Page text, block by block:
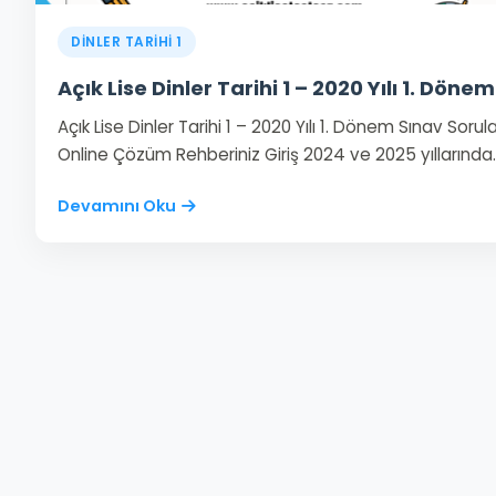
DİNLER TARİHİ 1
Açık Lise Dinler Tarihi 1 – 2020 Yılı 1. Dönem
Açık Lise Dinler Tarihi 1 – 2020 Yılı 1. Dönem Sınav
Online Çözüm Rehberiniz Giriş 2024 ve 2025
Devamını Oku